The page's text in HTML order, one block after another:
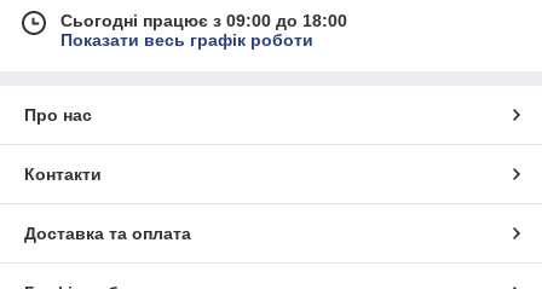
Сьогодні працює з 09:00 до 18:00
Показати весь графік роботи
Про нас
Контакти
Доставка та оплата